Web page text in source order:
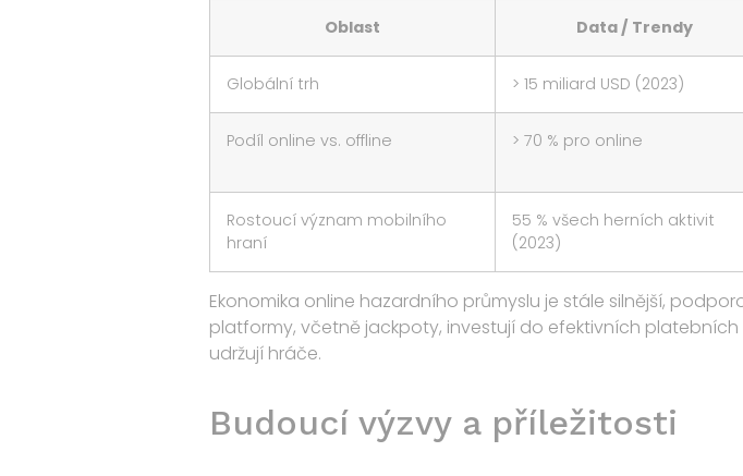
Oblast Data / Trendy
Globální trh > 15 miliard USD (2023)
Podíl online vs. offline > 70 % pro online
Rostoucí význam mobilního
hraní
55 % všech herních aktivit
(2023)
Ekonomika online hazardního průmyslu je stále silnější,
platformy, včetně jackpoty, investují do efektivních
udržují hráče.
Budoucí výzvy a příležitosti